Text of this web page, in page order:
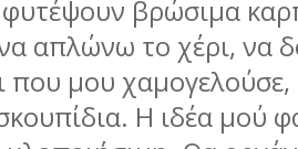
φυτέψουν βρώσιμα
απλώνω το χέρι, να
που μου
Η ιδέα μού